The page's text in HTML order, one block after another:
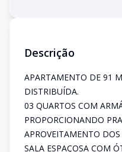
Descrição
APARTAMENTO DE 91
DISTRIBUÍDA.
03 QUARTOS COM
PROPORCIONANDO
APROVEITAMENTO DOS
SALA ESPAÇOSA COM